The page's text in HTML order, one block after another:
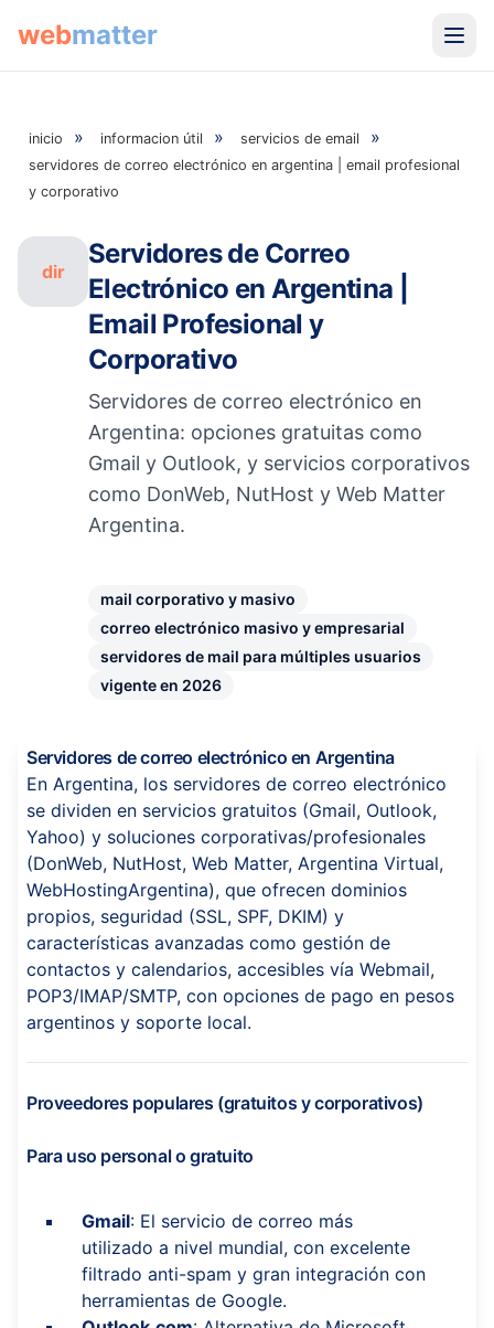
webmatter
inicio » informacion útil » servicios de email »
servidores de correo electrónico en argentina | email profesional
y corporativo
dir
Servidores de Correo
Electrónico en Argentina |
Email Profesional y
Corporativo
Servidores de correo electrónico en
Argentina: opciones gratuitas como
Gmail y Outlook, y servicios corporativos
como DonWeb, NutHost y Web Matter
Argentina.
mail corporativo y masivo
correo electrónico masivo y empresarial
servidores de mail para múltiples usuarios
vigente en 2026
Servidores de correo electrónico en Argentina
En Argentina, los servidores de correo electrónico
se dividen en servicios gratuitos (Gmail, Outlook,
Yahoo) y soluciones corporativas/profesionales
(DonWeb, NutHost, Web Matter, Argentina Virtual,
WebHostingArgentina), que ofrecen dominios
propios, seguridad (SSL, SPF, DKIM) y
características avanzadas como gestión de
contactos y calendarios, accesibles vía Webmail,
POP3/IMAP/SMTP, con opciones de pago en pesos
argentinos y soporte local.
Proveedores populares (gratuitos y corporativos)
Para uso personal o gratuito
Gmail: El servicio de correo más
utilizado a nivel mundial, con excelente
filtrado anti-spam y gran integración con
herramientas de Google.